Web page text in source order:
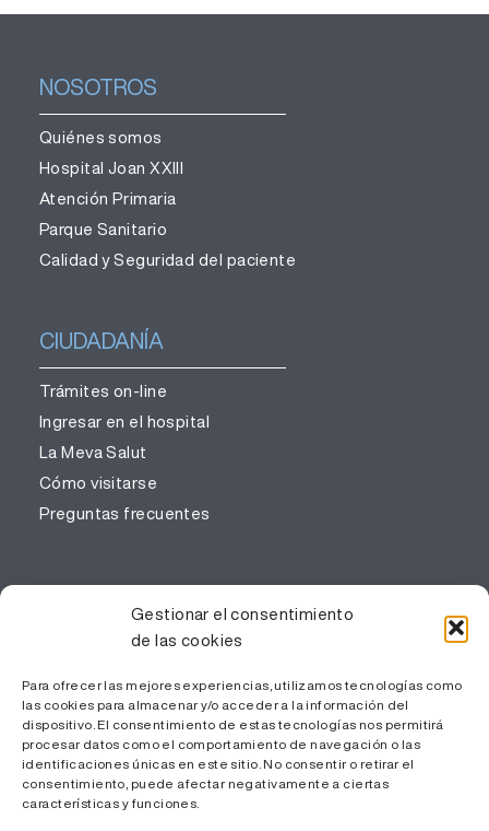
Gestionar el consentimiento
de las cookies
Para ofrecer las mejores experiencias, utilizamos tecnologías como
las cookies para almacenar y/o acceder a la información del
dispositivo. El consentimiento de estas tecnologías nos permitirá
procesar datos como el comportamiento de navegación o las
identificaciones únicas en este sitio. No consentir o retirar el
consentimiento, puede afectar negativamente a ciertas
características y funciones.
NOSOTROS
Quiénes somos
Hospital Joan XXIII
Atención Primaria
Parque Sanitario
Calidad y Seguridad del paciente
CIUDADANÍA
Trámites on-line
Ingresar en el hospital
La Meva Salut
Cómo visitarse
Preguntas frecuentes
Gestión del conocimiento
Área Privada